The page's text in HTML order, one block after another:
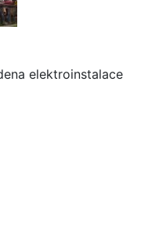
elektroinstalace